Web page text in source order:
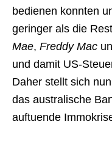
bedienen konnten
geringer als die
Mae, Freddy Mac
und damit US-
Daher stellt sich
das australische
auftuende